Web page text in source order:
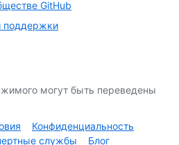
GitHub
поддержки
могут быть переведены
Конфиденциальность
службы Блог